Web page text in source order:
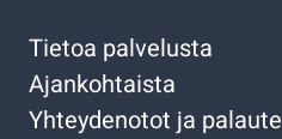
Tietoa palvelusta
Ajankohtaista
Yhteydenotot ja palaute